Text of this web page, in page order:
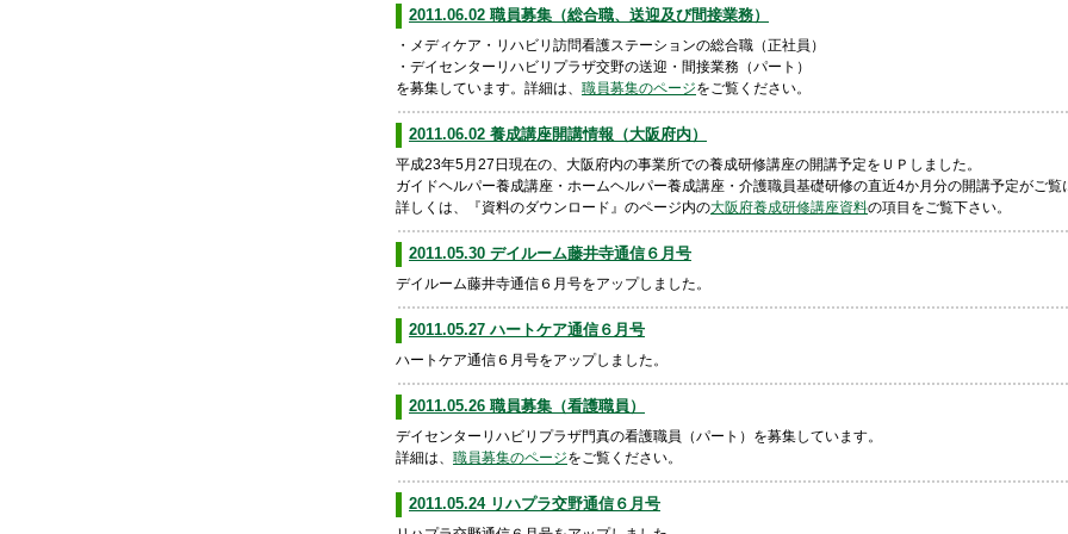
2011.06.02 職員募集（総合職、送迎及び間接業務）
・メディケア・リハビリ訪問看護ステーションの総合職（正社員）
・デイセンターリハビリプラザ交野の送迎・間接業務（パート）
を募集しています。詳細は、 職員募集のページをご覧ください。
2011.06.02 養成講座開講情報（大阪府内）
平成23年5月27日現在の、大阪府内の事業所での養成研修講座の開講予定をＵＰしました。
ガイドヘルパー養成講座・ホームヘルパー養成講座・介護職員基礎研修の直近4か月分の開講予定がご覧
詳しくは、『資料のダウンロード』のページ内の大阪府養成研修講座資料の項目をご覧下さい。
2011.05.30 デイルーム藤井寺通信６月号
デイルーム藤井寺通信６月号をアップしました。
2011.05.27 ハートケア通信６月号
ハートケア通信６月号をアップしました。
2011.05.26 職員募集（看護職員）
デイセンターリハビリプラザ門真の看護職員（パート）を募集しています。
詳細は、 職員募集のページをご覧ください。
2011.05.24 リハプラ交野通信６月号